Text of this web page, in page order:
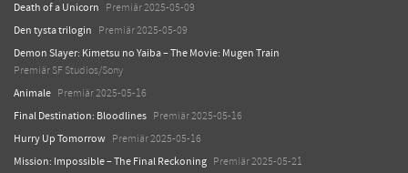
Death of a Unicorn Premiär 2025-05-09
Den tysta trilogin Premiär 2025-05-09
Demon Slayer: Kimetsu no Yaiba – The Movie: Mugen Train
Premiär SF Studios/Sony
Animale Premiär 2025-05-16
Final Destination: Bloodlines Premiär 2025-05-16
Hurry Up Tomorrow Premiär 2025-05-16
Mission: Impossible – The Final Reckoning Premiär 2025-05-21